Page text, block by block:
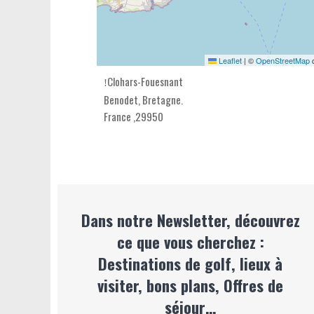
Leaflet | ©OpenStreetMap
Clohars-Fouesnant
Benodet, Bretagne.
France ,29950
Dans notre Newsletter, découvrez
ce que vous cherchez :
Destinations de golf, lieux à
visiter, bons plans, Offres de
séjour…